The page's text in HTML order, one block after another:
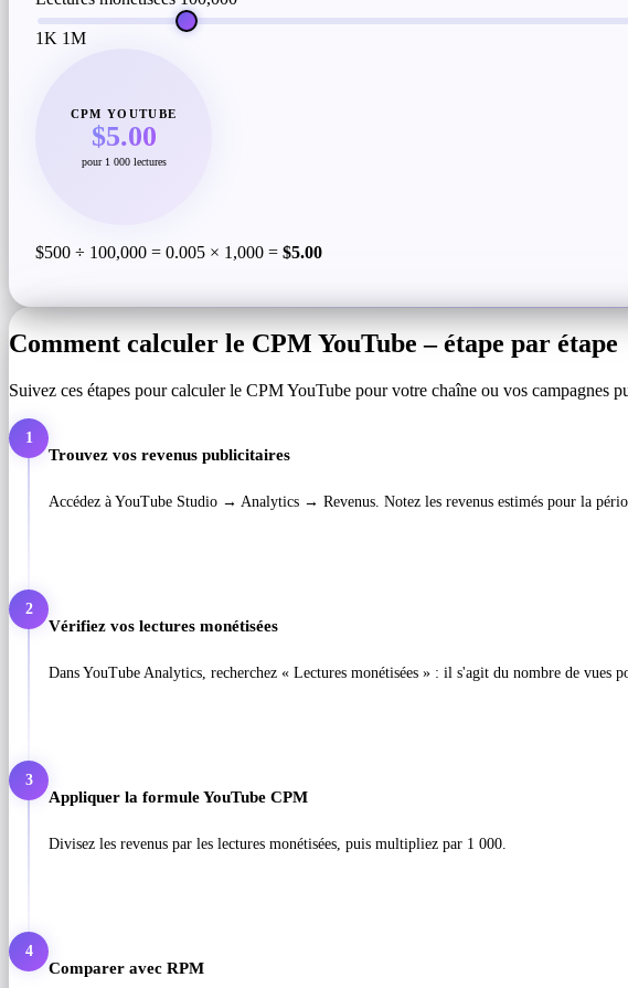
1K 1M
CPM YOUTUBE
$5.00
pour 1 000 lectures
$500 ÷ 100,000 = 0.005 × 1,000 = $5.00
Comment calculer le CPM YouTube – étape par étape
Suivez ces étapes pour calculer le CPM YouTube pour votre chaîne ou vos
1
Trouvez vos revenus publicitaires
Accédez à YouTube Studio → Analytics → Revenus. Notez les revenus estimés pour la
2
Vérifiez vos lectures monétisées
Dans YouTube Analytics, recherchez « Lectures monétisées » : il s'agit du nombre de vues
3
Appliquer la formule YouTube CPM
Divisez les revenus par les lectures monétisées, puis multipliez par 1 000.
4
Comparer avec RPM